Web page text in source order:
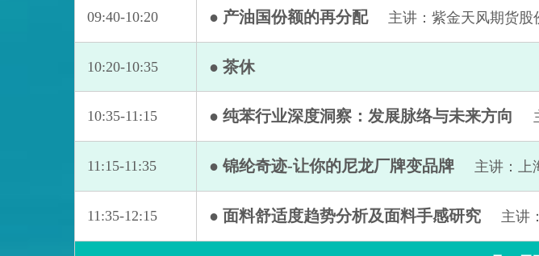
09:40-10:20 ● 产油国份额的再分配 主讲：紫金天风期货
10:20-10:35 ● 茶休
10:35-11:15 ● 纯苯行业深度洞察：发展脉络与未来方向
11:15-11:35 ● 锦纶奇迹-让你的尼龙厂牌变品牌 主讲：上
11:35-12:15 ● 面料舒适度趋势分析及面料手感研究 主讲